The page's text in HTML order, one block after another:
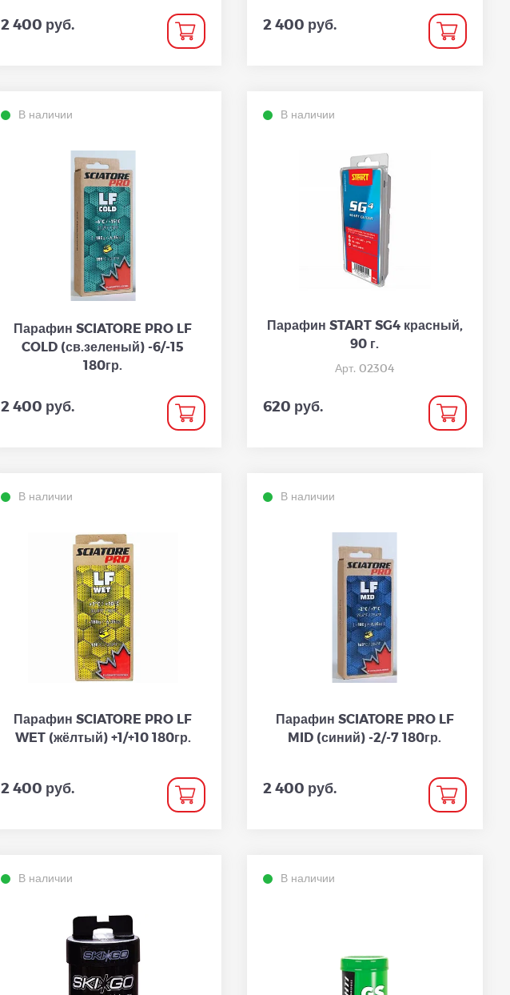
2 400 руб. 2 400 руб.
В наличии
Парафин SCIATORE PRO LF
COLD (св.зеленый) -6/-15
180гр.
2 400 руб.
В наличии
Парафин START SG4 красный,
90 г.
Арт. 02304
620 руб.
В наличии
Парафин SCIATORE PRO LF
WET (жёлтый) +1/+10 180гр.
2 400 руб.
В наличии
Парафин SCIATORE PRO LF
MID (синий) -2/-7 180гр.
2 400 руб.
В наличии В наличии